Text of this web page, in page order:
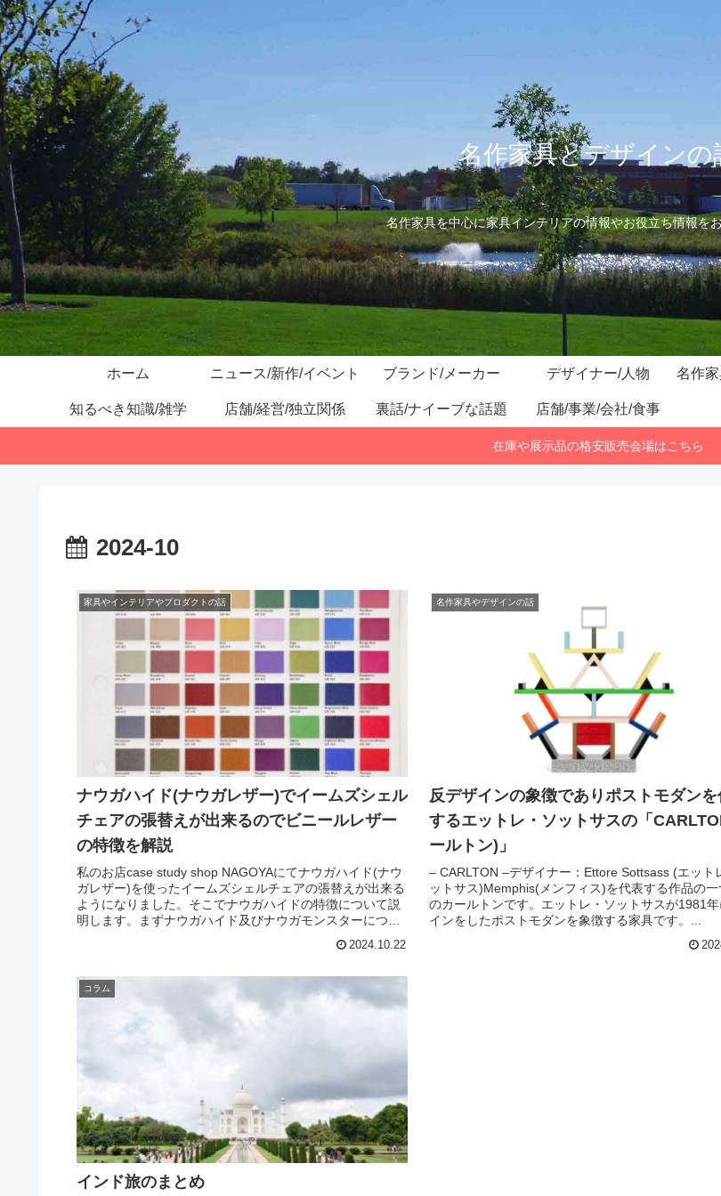
名作家具とデザインの
名作家具を中心に家具インテリアの情報やお役立ち情報を
ホーム ニュース/新作/イベント ブランド/メーカー デザイナー/人物 名作
知るべき知識/雑学 店舗/経営/独立関係 裏話/ナイーブな話題 店舗/事業/会社/食事
在庫や展示品の格安販売会場はこちら
2024-10
家具やインテリアやプロダクトの話
ナウガハイド(ナウガレザー)でイームズシェル
チェアの張替えが出来るのでビニールレザー
の特徴を解説
私のお店case study shop NAGOYAにてナウガハイド(ナウ
ガレザー)を使ったイームズシェルチェアの張替えが出来る
ようになりました。そこでナウガハイドの特徴について説
明します。まずナウガハイド及びナウガモンスターについ
2024.10.22
名作家具やデザインの話
反デザインの象徴でありポストモダンを
するエットレ・ソットサスの「
ールトン)」
– CARLTON –デザイナー：Ettore Sottsass (エット
ットサス)Memphis(メンフィス)を代表する作品の一
のカールトンです。エットレ・ソットサスが1981
インをしたポストモダンを象徴する家具です。...
コラム
インド旅のまとめ